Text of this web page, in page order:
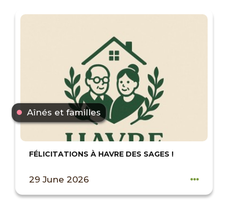
Aînés et familles
FÉLICITATIONS À HAVRE DES SAGES !
29 June 2026